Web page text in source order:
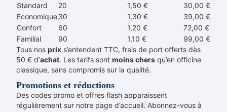
Standard
20 1,50 €
30,00 €
Economique30 1,30 €
39,00 €
Confort
60 1,20 €
72,00 €
Familial
90 1,10 €
99,00 €
Tous nos prix s’entendent TTC, frais de port offerts dès
50 € d’achat. Les tarifs sont moins chers qu’en officine
classique, sans compromis sur la qualité.
Promotions et réductions
Des codes promo et offres flash apparaissent
régulièrement sur notre page d’accueil. Abonnez-vous à